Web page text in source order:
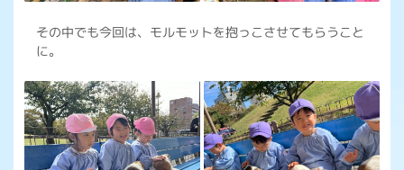
その中でも今回は、モルモットを抱っこさせてもらうこと
に。